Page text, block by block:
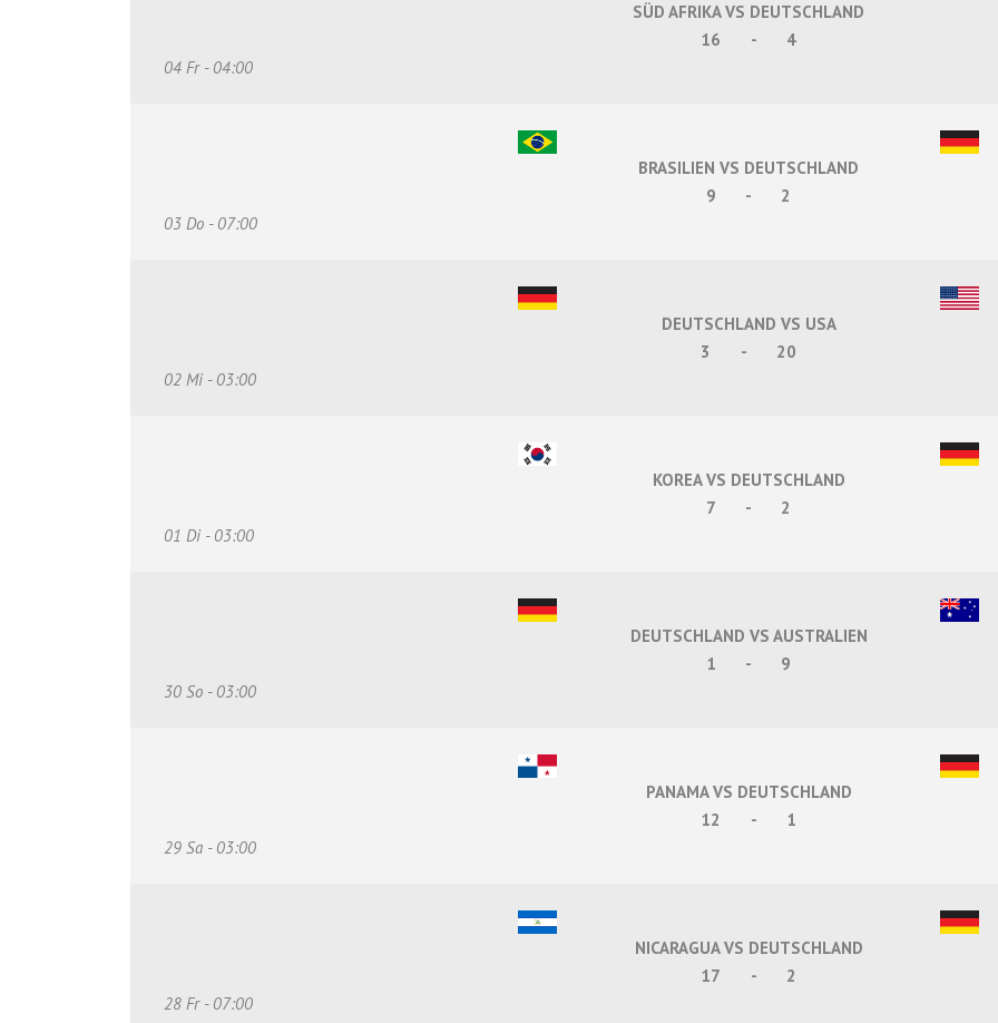
SÜD AFRIKA VS DEUTSCHLAND
16
-
4
04 Fr - 04:00
BRASILIEN VS DEUTSCHLAND
9
-
2
03 Do - 07:00
DEUTSCHLAND VS USA
3
-
20
02 Mi - 03:00
KOREA VS DEUTSCHLAND
7
-
2
01 Di - 03:00
DEUTSCHLAND VS AUSTRALIEN
1
-
9
30 So - 03:00
PANAMA VS DEUTSCHLAND
12
-
1
29 Sa - 03:00
NICARAGUA VS DEUTSCHLAND
17
-
2
28 Fr - 07:00